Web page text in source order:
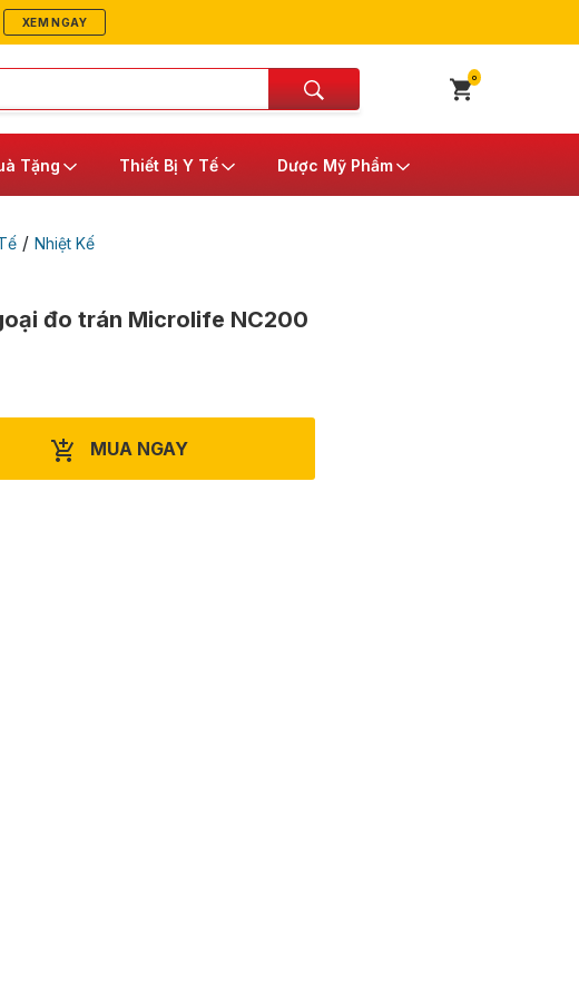
XEM NGAY
0
Tặng Thiết Bị Y Tế Dược Mỹ Phẩm
/ Nhiệt Kế
đo trán Microlife NC200
MUA NGAY